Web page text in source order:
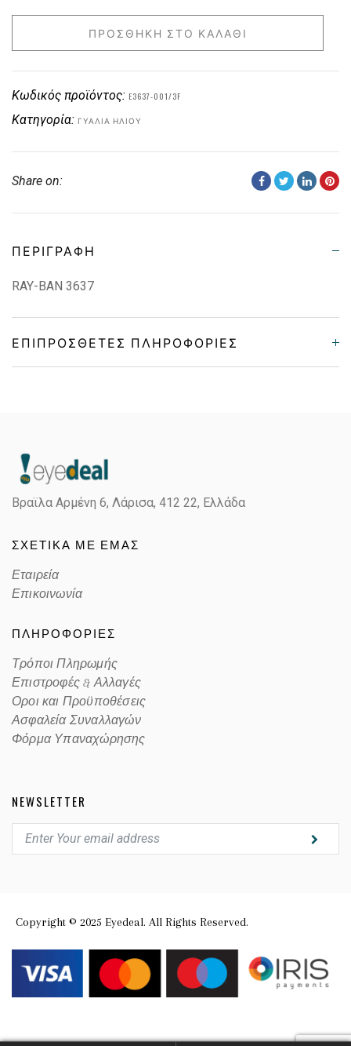
ΠΡΟΣΘΉΚΗ ΣΤΟ ΚΑΛΆΘΙ
Κωδικός προϊόντος: E3637-001/3F
Κατηγορία: ΓΥΑΛΙΆ ΗΛΊΟΥ
Share on:
ΠΕΡΙΓΡΑΦΉ
RAY-BAN 3637
ΕΠΙΠΡΌΣΘΕΤΕΣ ΠΛΗΡΟΦΟΡΊΕΣ
Color
Lens Color GRADIENT BLUE
Color code
Βραϊλα Αρμένη 6, Λάρισα, 412 22, Ελλάδα
ΣΧΕΤΙΚΑ ΜΕ ΕΜΑΣ
Εταιρεία
Επικοινωνία
ΠΛΗΡΟΦΟΡΙΕΣ
Τρόποι Πληρωμής
Επιστροφές & Αλλαγές
Οροι και Προϋποθέσεις
Ασφαλεία Συναλλαγών
Φόρμα Υπαναχώρησης
NEWSLETTER
Copyright © 2025 Eyedeal. All Rights Reserved.